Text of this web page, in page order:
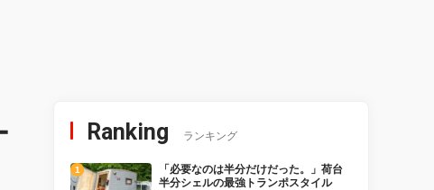
Ranking ランキング
「必要なのは半分だけだった。」荷台
半分シェルの最強トランポスタイル